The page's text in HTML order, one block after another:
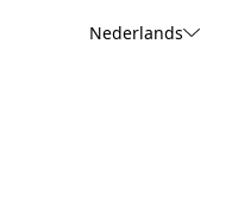
Nederlands